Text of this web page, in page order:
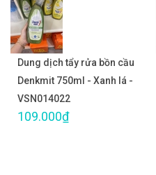
Dung dịch tẩy rửa bồn cầu
Denkmit 750ml - Xanh lá -
VSN014022
109.000₫